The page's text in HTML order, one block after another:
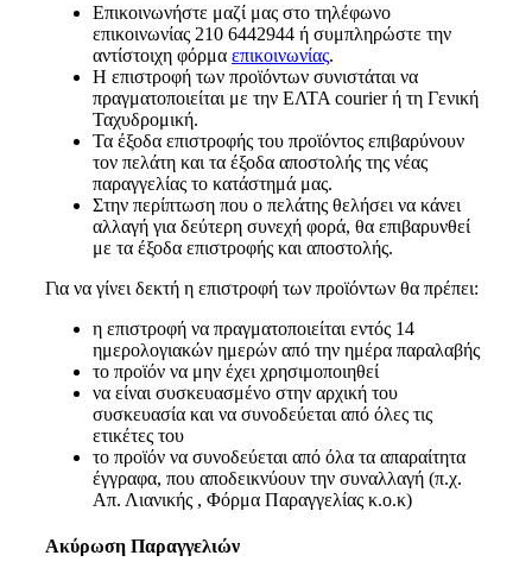
Επικοινωνήστε μαζί μας στο τηλέφωνο
επικοινωνίας 210 6442944 ή συμπληρώστε την
αντίστοιχη φόρμα επικοινωνίας.
Η επιστροφή των προϊόντων συνιστάται να
πραγματοποιείται με την ΕΛΤΑ courier ή τη Γενική
Ταχυδρομική.
Τα έξοδα επιστροφής του προϊόντος επιβαρύνουν
τον πελάτη και τα έξοδα αποστολής της νέας
παραγγελίας το κατάστημά μας.
Στην περίπτωση που ο πελάτης θελήσει να κάνει
αλλαγή για δεύτερη συνεχή φορά, θα επιβαρυνθεί
με τα έξοδα επιστροφής και αποστολής.
Για να γίνει δεκτή η επιστροφή των προϊόντων θα πρέπει:
η επιστροφή να πραγματοποιείται εντός 14
ημερολογιακών ημερών από την ημέρα παραλαβής
το προϊόν να μην έχει χρησιμοποιηθεί
να είναι συσκευασμένο στην αρχική του
συσκευασία και να συνοδεύεται από όλες τις
ετικέτες του
το προϊόν να συνοδεύεται από όλα τα απαραίτητα
έγγραφα, που αποδεικνύουν την συναλλαγή (π.χ.
Απ. Λιανικής , Φόρμα Παραγγελίας κ.ο.κ)
Ακύρωση Παραγγελιών